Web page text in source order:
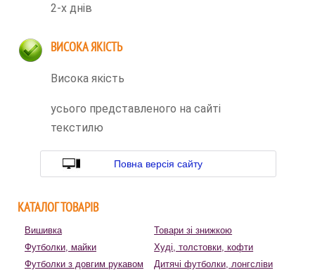
2-х днів
ВИСОКА ЯКІСТЬ
Висока якість
усього представленого на сайті
текстилю
Повна версія сайту
КАТАЛОГ ТОВАРІВ
Вишивка
Товари зі знижкою
Футболки, майки
Худі, толстовки, кофти
Футболки з довгим рукавом
Дитячі футболки, лонгсліви